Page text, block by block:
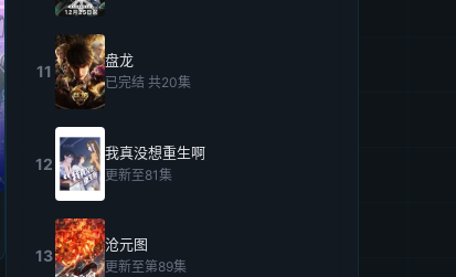
11
盘龙
已完结 共20集
12
我真没想重生啊
更新至81集
13
沧元图
更新至第89集